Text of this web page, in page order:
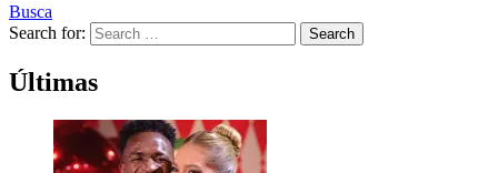
Busca
Search for:
Search
Últimas